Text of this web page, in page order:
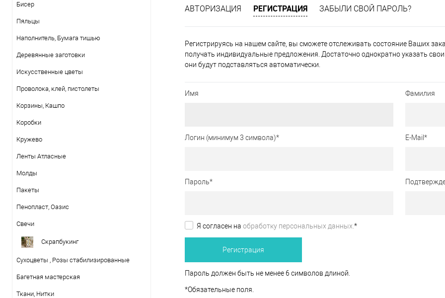
Бисер
Пяльцы
Наполнитель, Бумага тишью
Деревянные заготовки
Искусственные цветы
Проволока, клей, пистолеты
Корзины, Кашпо
Коробки
Кружево
Ленты Атласные
Молды
Пакеты
Пенопласт, Оазис
Свечи
Скрапбукинг
Сухоцветы , Розы стабилизированные
Багетная мастерская
Ткани, Нитки
АВТОРИЗАЦИЯ РЕГИСТРАЦИЯ ЗАБЫЛИ СВОЙ ПАРОЛЬ?
Регистрируясь на нашем сайте, вы сможете отслеживать состояние Ваших
получать индивидуальные предложения. Достаточно однократно указать
они будут подставляться автоматически.
Имя Фамилия
Логин (минимум 3 символа)* E-Mail *
Пароль*
Я согласен на обработку персональных данных.*
Пароль должен быть не менее 6 символов длиной.
*Обязательные поля.